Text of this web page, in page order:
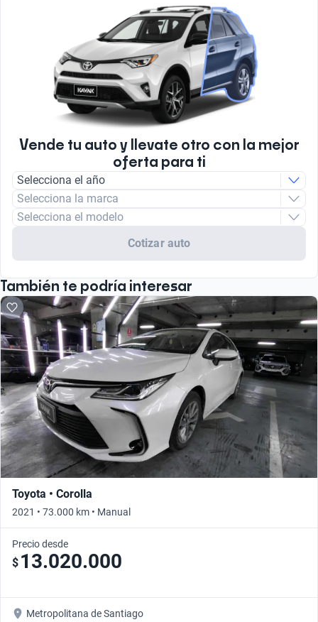
Vende tu auto y llevate otro con la mejor
oferta para ti
Selecciona el año
Selecciona la marca
Selecciona el modelo
Cotizar auto
También te podría interesar
Toyota • Corolla
2021 • 73.000 km • Manual
Precio desde
$ 13.020.000
Metropolitana de Santiago